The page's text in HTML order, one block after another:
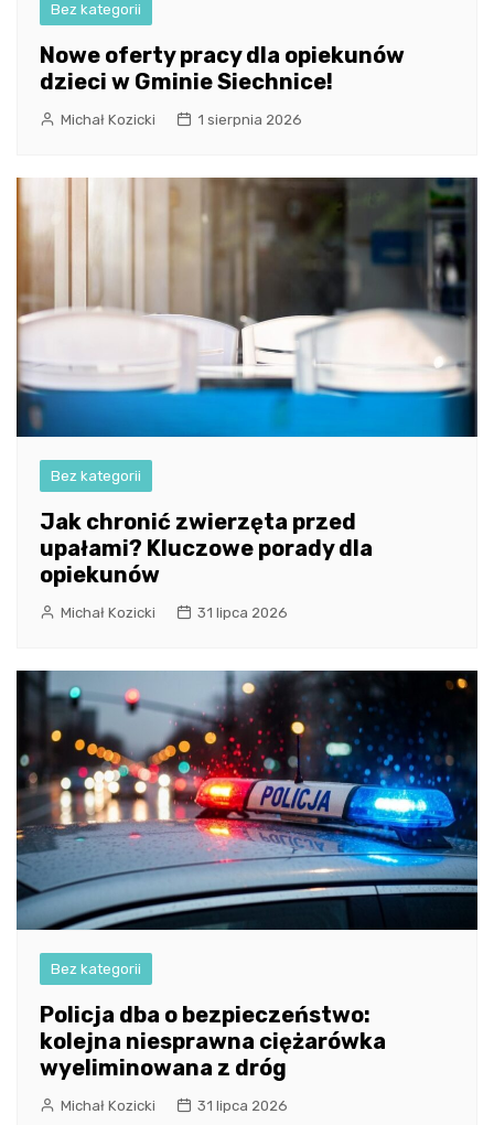
Bez kategorii
Nowe oferty pracy dla opiekunów
dzieci w Gminie Siechnice!
Michał Kozicki 1 sierpnia 2026
Bez kategorii
Jak chronić zwierzęta przed
upałami? Kluczowe porady dla
opiekunów
Michał Kozicki 31 lipca 2026
Bez kategorii
Policja dba o bezpieczeństwo:
kolejna niesprawna ciężarówka
wyeliminowana z dróg
Michał Kozicki 31 lipca 2026